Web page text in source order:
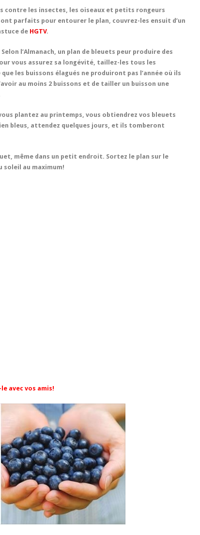
contre les insectes, les oiseaux et petits rongeurs
parfaits pour entourer le plan, couvrez-les ensuit d’un
de HGTV.
Selon l’Almanach, un plan de bleuets peur produire des
vous assurez sa longévité, taillez-les tous les
les buissons élagués ne produiront pas l’année où ils
au moins 2 buissons et de tailler un buisson une
plantez au printemps, vous obtiendrez vos bleuets
bleus, attendez quelques jours, et ils tomberont
même dans un petit endroit. Sortez le plan sur le
soleil au maximum!
avec vos amis!